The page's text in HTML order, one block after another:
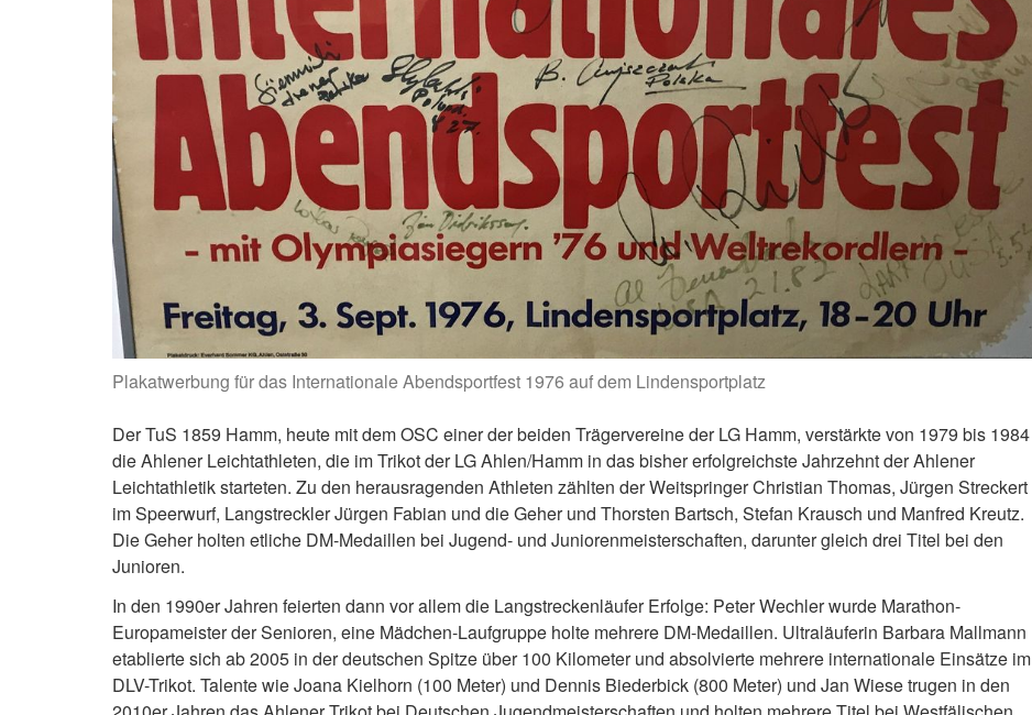
Plakatwerbung für das Internationale Abendsportfest 1976 auf dem Lindensportplatz
Der TuS 1859 Hamm, heute mit dem OSC einer der beiden Trägervereine der LG Hamm, verstärkte von 1979 bis 1984
die Ahlener Leichtathleten, die im Trikot der LG Ahlen/Hamm in das bisher erfolgreichste Jahrzehnt der Ahlener
Leichtathletik starteten. Zu den herausragenden Athleten zählten der Weitspringer Christian Thomas, Jürgen Streckert
im Speerwurf, Langstreckler Jürgen Fabian und die Geher und Thorsten Bartsch, Stefan Krausch und Manfred Kreutz.
Die Geher holten etliche DM-Medaillen bei Jugend- und Juniorenmeisterschaften, darunter gleich drei Titel bei den
Junioren.
In den 1990er Jahren feierten dann vor allem die Langstreckenläufer Erfolge: Peter Wechler wurde Marathon-
Europameister der Senioren, eine Mädchen-Laufgruppe holte mehrere DM-Medaillen. Ultraläuferin Barbara Mallmann
etablierte sich ab 2005 in der deutschen Spitze über 100 Kilometer und absolvierte mehrere internationale Einsätze im
DLV-Trikot. Talente wie Joana Kielhorn (100 Meter) und Dennis Biederbick (800 Meter) und Jan Wiese trugen in den